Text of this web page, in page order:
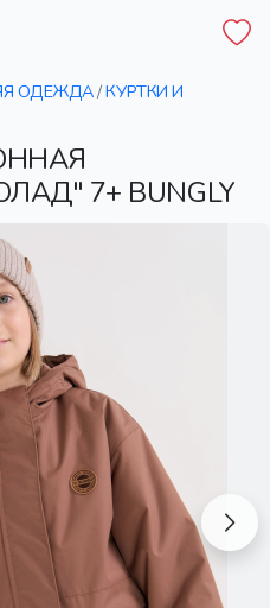
ОДЕЖДА/КУРТКИ И
7+ BUNGLY